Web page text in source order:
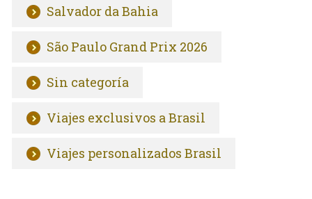
Salvador da Bahia
São Paulo Grand Prix 2026
Sin categoría
Viajes exclusivos a Brasil
Viajes personalizados Brasil